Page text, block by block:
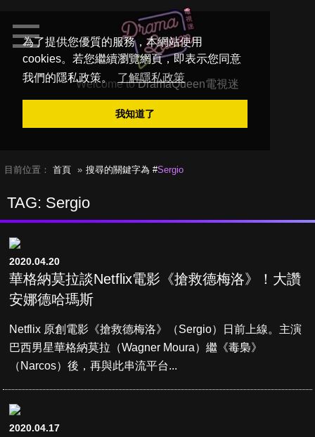
為了提供您優質的服務，本網站使用
cookies。若您繼續瀏覽網頁，即表示您同意
我們的隱私政策。
了解隱私政策
我知道了
Welcome toDramaQueen電視迷
目前位置： 首頁 搜尋的關鍵字為 #Sergio
TAG: Sergio
2020.04.20
華格納莫拉談Netflix電影《搶救德梅洛》！大讚
安娜德哈瑪斯
Netflix 原創電影《搶救德梅洛》（Sergio）日前上線。主演
巴西男星華格納莫拉（Wagner Moura）繼《毒梟》
（Narcos）後，再與此串流平台...
2020.04.17